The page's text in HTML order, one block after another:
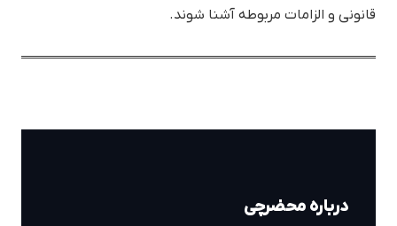
قانونی و الزامات مربوطه آشنا شوند.
درباره محضرچی